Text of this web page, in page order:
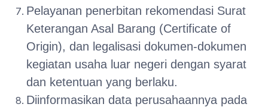
Pelayanan penerbitan rekomendasi Surat
Keterangan Asal Barang (Certificate of
Origin), dan legalisasi dokumen-dokumen
kegiatan usaha luar negeri dengan syarat
dan ketentuan yang berlaku.
Diinformasikan data perusahaannya pada